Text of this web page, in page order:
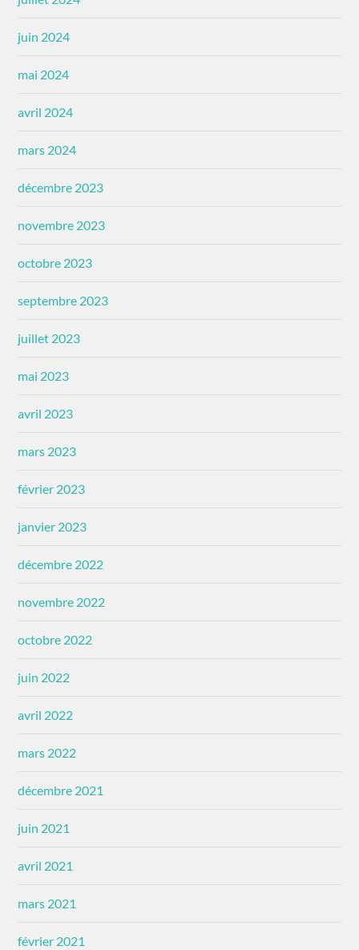
juin 2024
mai 2024
avril 2024
mars 2024
décembre 2023
novembre 2023
octobre 2023
septembre 2023
juillet 2023
mai 2023
avril 2023
mars 2023
février 2023
janvier 2023
décembre 2022
novembre 2022
octobre 2022
juin 2022
avril 2022
mars 2022
décembre 2021
juin 2021
avril 2021
mars 2021
février 2021